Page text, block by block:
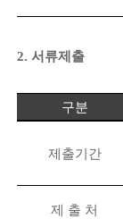
2. 서류제출
구분
제출기간
제 출 처